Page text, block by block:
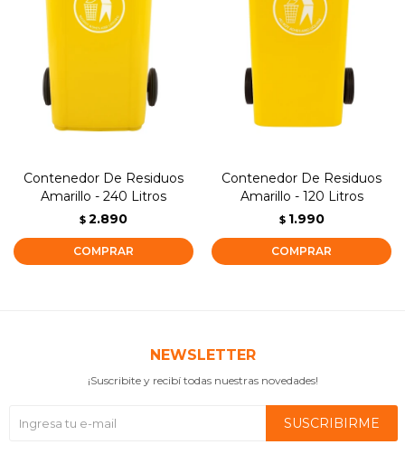
Contenedor De Residuos
Amarillo - 240 Litros
$ 2.890
Contenedor De Residuos
Amarillo - 120 Litros
$ 1.990
NEWSLETTER
¡Suscribite y recibí todas nuestras novedades!
SUSCRIBIRME